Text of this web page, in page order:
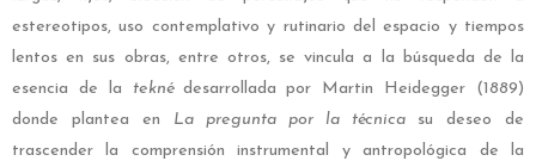
estereotipos, uso contemplativo y rutinario del espacio y tiempos
lentos en sus obras, entre otros, se vincula a la búsqueda de la
esencia de la tekné desarrollada por Martin Heidegger (1889)
donde plantea en La pregunta por la técnica su deseo de
trascender la comprensión instrumental y antropológica de la